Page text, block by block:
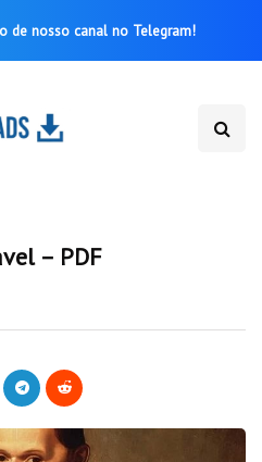
de nosso canal no Telegram!
– PDF